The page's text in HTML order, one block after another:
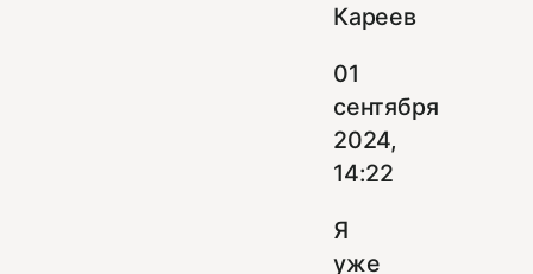
Кареев
01
сентября
2024,
14:22
Я
уже